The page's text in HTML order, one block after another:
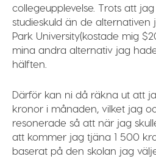
collegeupplevelse. Trots att
studieskuld än de alternativen
Park University(kostade mig
mina andra alternativ jag
hälften.
Därför kan ni då räkna ut att
kronor i månaden, vilket jag
resonerade så att när jag
att kommer jag tjäna 1 500
baserat på den skolan jag